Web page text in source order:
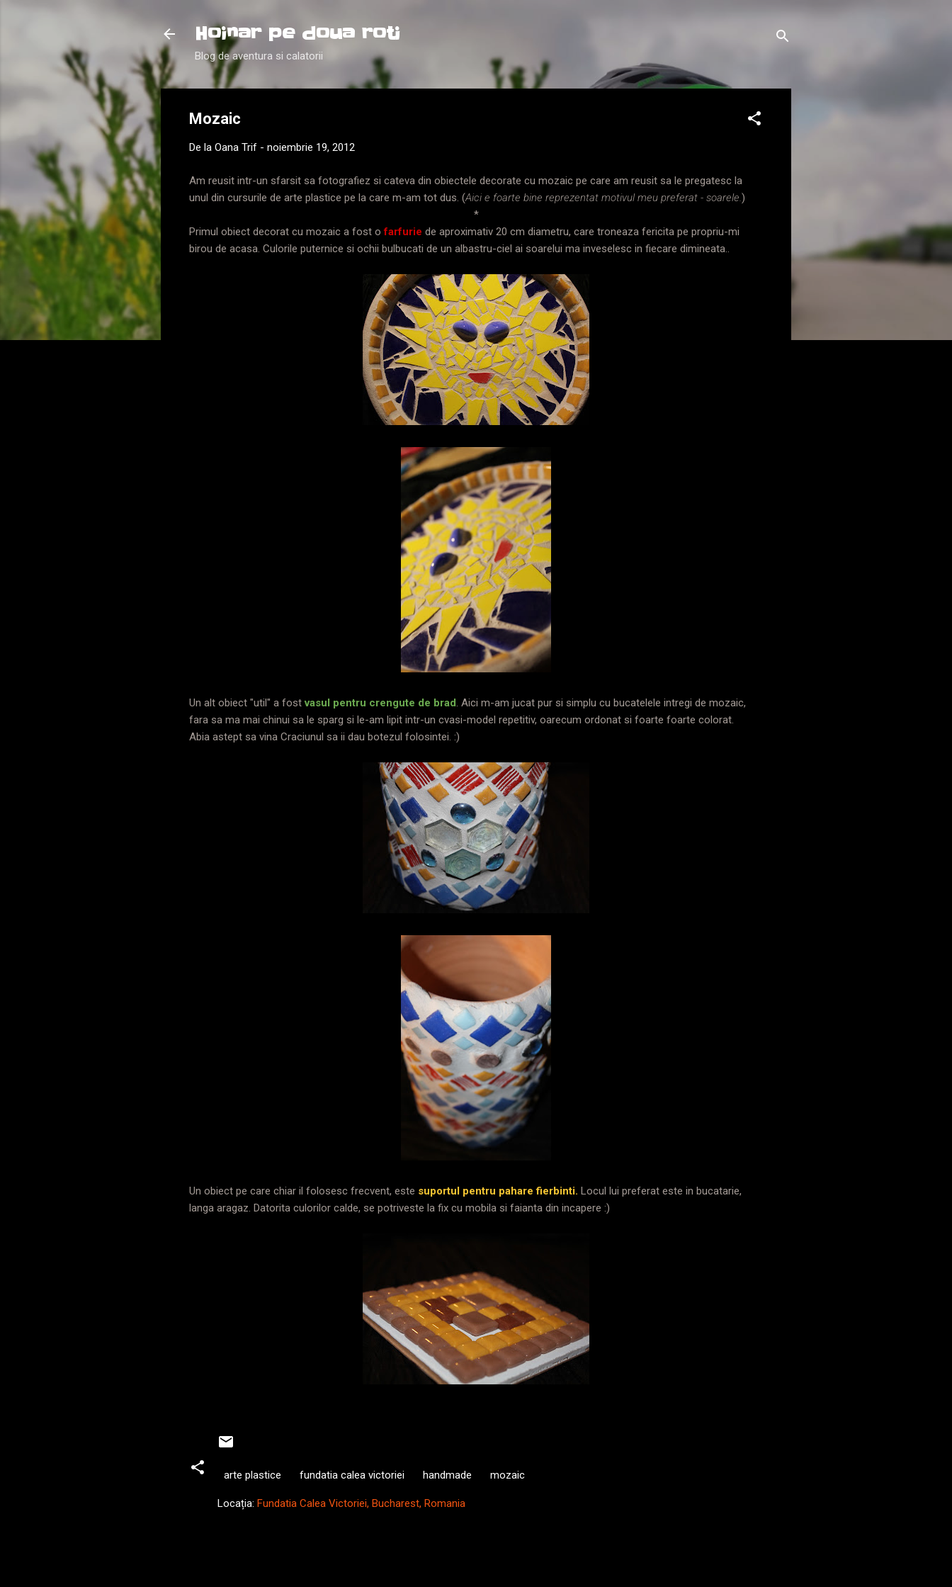
Hoinar pe doua roti
Blog de aventura si calatorii
Mozaic
De la Oana Trif - noiembrie 19, 2012
Am reusit intr-un sfarsit sa fotografiez si cateva din obiectele decorate cu mozaic pe care am reusit sa le pregatesc la
unul din cursurile de arte plastice pe la care m-am tot dus. (Aici e foarte bine reprezentat motivul meu preferat - soarele. )
*
Primul obiect decorat cu mozaic a fost ofarfurie de aproximativ 20 cm diametru, care troneaza fericita pe propriu-mi
birou de acasa. Culorile puternice si ochii bulbucati de un albastru-ciel ai soarelui ma inveselesc in fiecare dimineata..
Un alt obiect "util" a fostvasul pentru crengute de brad. Aici m-am jucat pur si simplu cu bucatelele intregi de mozaic,
fara sa ma mai chinui sa le sparg si le-am lipit intr-un cvasi-model repetitiv, oarecum ordonat si foarte foarte colorat.
Abia astept sa vina Craciunul sa ii dau botezul folosintei. :)
Un obiect pe care chiar il folosesc frecvent, este suportul pentru pahare fierbinti. Locul lui preferat este in bucatarie,
langa aragaz. Datorita culorilor calde, se potriveste la fix cu mobila si faianta din incapere :)
arte plastice fundatia calea victoriei handmade mozaic
Locația: Fundatia Calea Victoriei, Bucharest, Romania